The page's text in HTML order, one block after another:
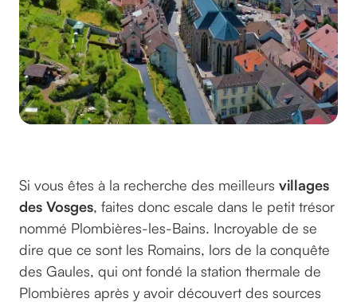
Si vous êtes à la recherche des meilleurs villages
des Vosges, faites donc escale dans le petit trésor
nommé Plombières-les-Bains. Incroyable de se
dire que ce sont les Romains, lors de la conquête
des Gaules, qui ont fondé la station thermale de
Plombières après y avoir découvert des sources